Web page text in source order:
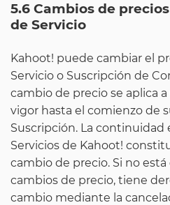
5.6 Cambios de
de Servicio
Kahoot! puede cambiar el
Servicio o Suscripción de
cambio de precio se aplica
vigor hasta el comienzo de
Suscripción. La continuidad
Servicios de Kahoot!
cambio de precio. Si no
cambios de precio, tiene
cambio mediante la